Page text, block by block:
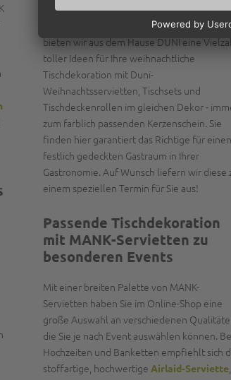
Tischdeko ganz besonders schön
abstimmen wollen. Gerade zu Weihnachten
bieten wir aus dem Hause DUNI eine
toller Ideen für Ihre weihnachtliche
Tischdekoration mit Duni-
Weihnachtsservietten, Tischsets und
Tischdeckenrollen im gleichen Dekor -
zum farblich passenden Kerzenschein. Sie
finden hier garantiert das Richtige für einen
festlich gedeckten Gastraum in Ihrer
Gastronomie. Auf Wunsch liefern wir diese
einem speziellen Termin für Sie aus!
Passende Tischdekoration
mit MANK-Servietten zu
besonderen Events
Mit einer breiten Palette von MANK-
Servietten haben Sie im Online-Shop eine
große Auswahl an verschiedenen
die Sie je nach Event auswählen können.
Hochzeiten und Banketten empfiehlt sich
stoffartige, hochwertige Airlaid-Serviette,